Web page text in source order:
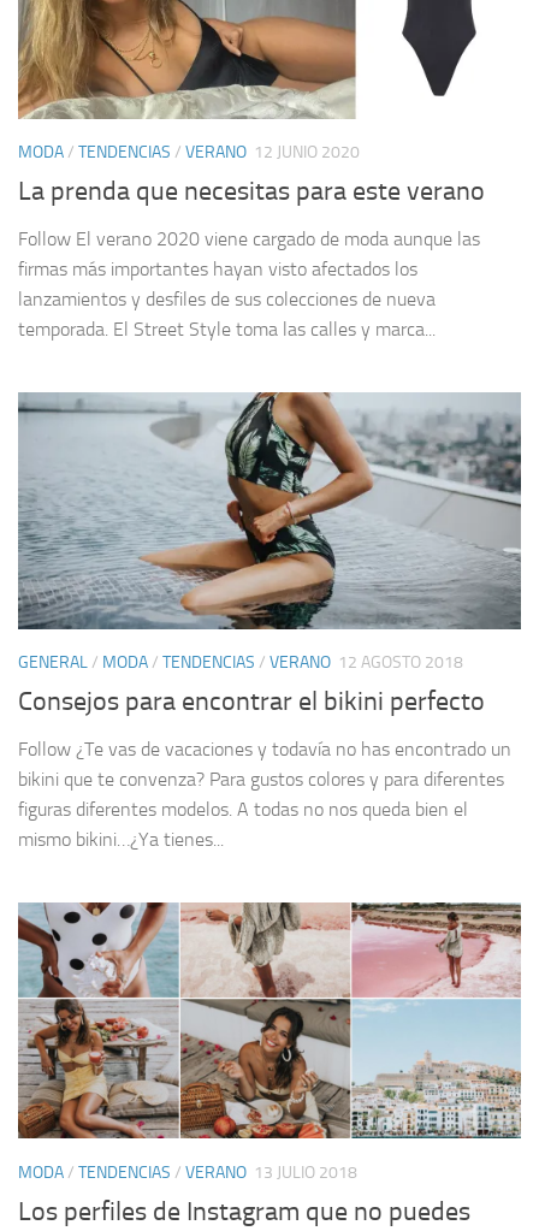
MODA/ TENDENCIAS / VERANO 12 JUNIO 2020
La prenda que necesitas para este verano
Follow El verano 2020 viene cargado de moda aunque las
firmas más importantes hayan visto afectados los
lanzamientos y desfiles de sus colecciones de nueva
temporada. El Street Style toma las calles y marca...
GENERAL/ MODA/ TENDENCIAS / VERANO 12 AGOSTO 2018
Consejos para encontrar el bikini perfecto
Follow ¿Te vas de vacaciones y todavía no has encontrado un
bikini que te convenza? Para gustos colores y para diferentes
figuras diferentes modelos. A todas no nos queda bien el
mismo bikini…¿Ya tienes...
MODA/ TENDENCIAS / VERANO 13 JULIO 2018
Los perfiles de Instagram que no puedes